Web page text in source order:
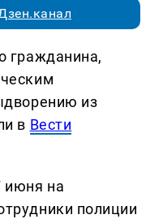
гражданина,
из
в Вести
июня на
полиции